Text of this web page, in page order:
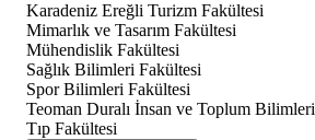
Karadeniz Ereğli Turizm Fakültesi
Mimarlık ve Tasarım Fakültesi
Mühendislik Fakültesi
Sağlık Bilimleri Fakültesi
Spor Bilimleri Fakültesi
Teoman Duralı İnsan ve Toplum
Tıp Fakültesi